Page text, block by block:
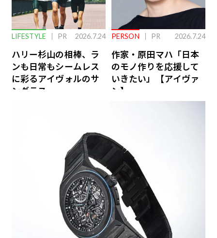
LIFESTYLE PR 2026.7.24
ハリー杉山の相棒、ラ
ンも日常もシームレス
に彩るアイヴォルのサ
ングラス
PERSON PR 2026.7.24
作家・原田マハ「日本
のモノ作りを応援して
いきたい」【アイヴァ
ン】